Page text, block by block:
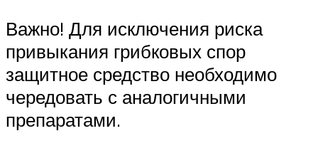
Важно! Для исключения риска
привыкания грибковых спор
защитное средство необходимо
чередовать с аналогичными
препаратами.